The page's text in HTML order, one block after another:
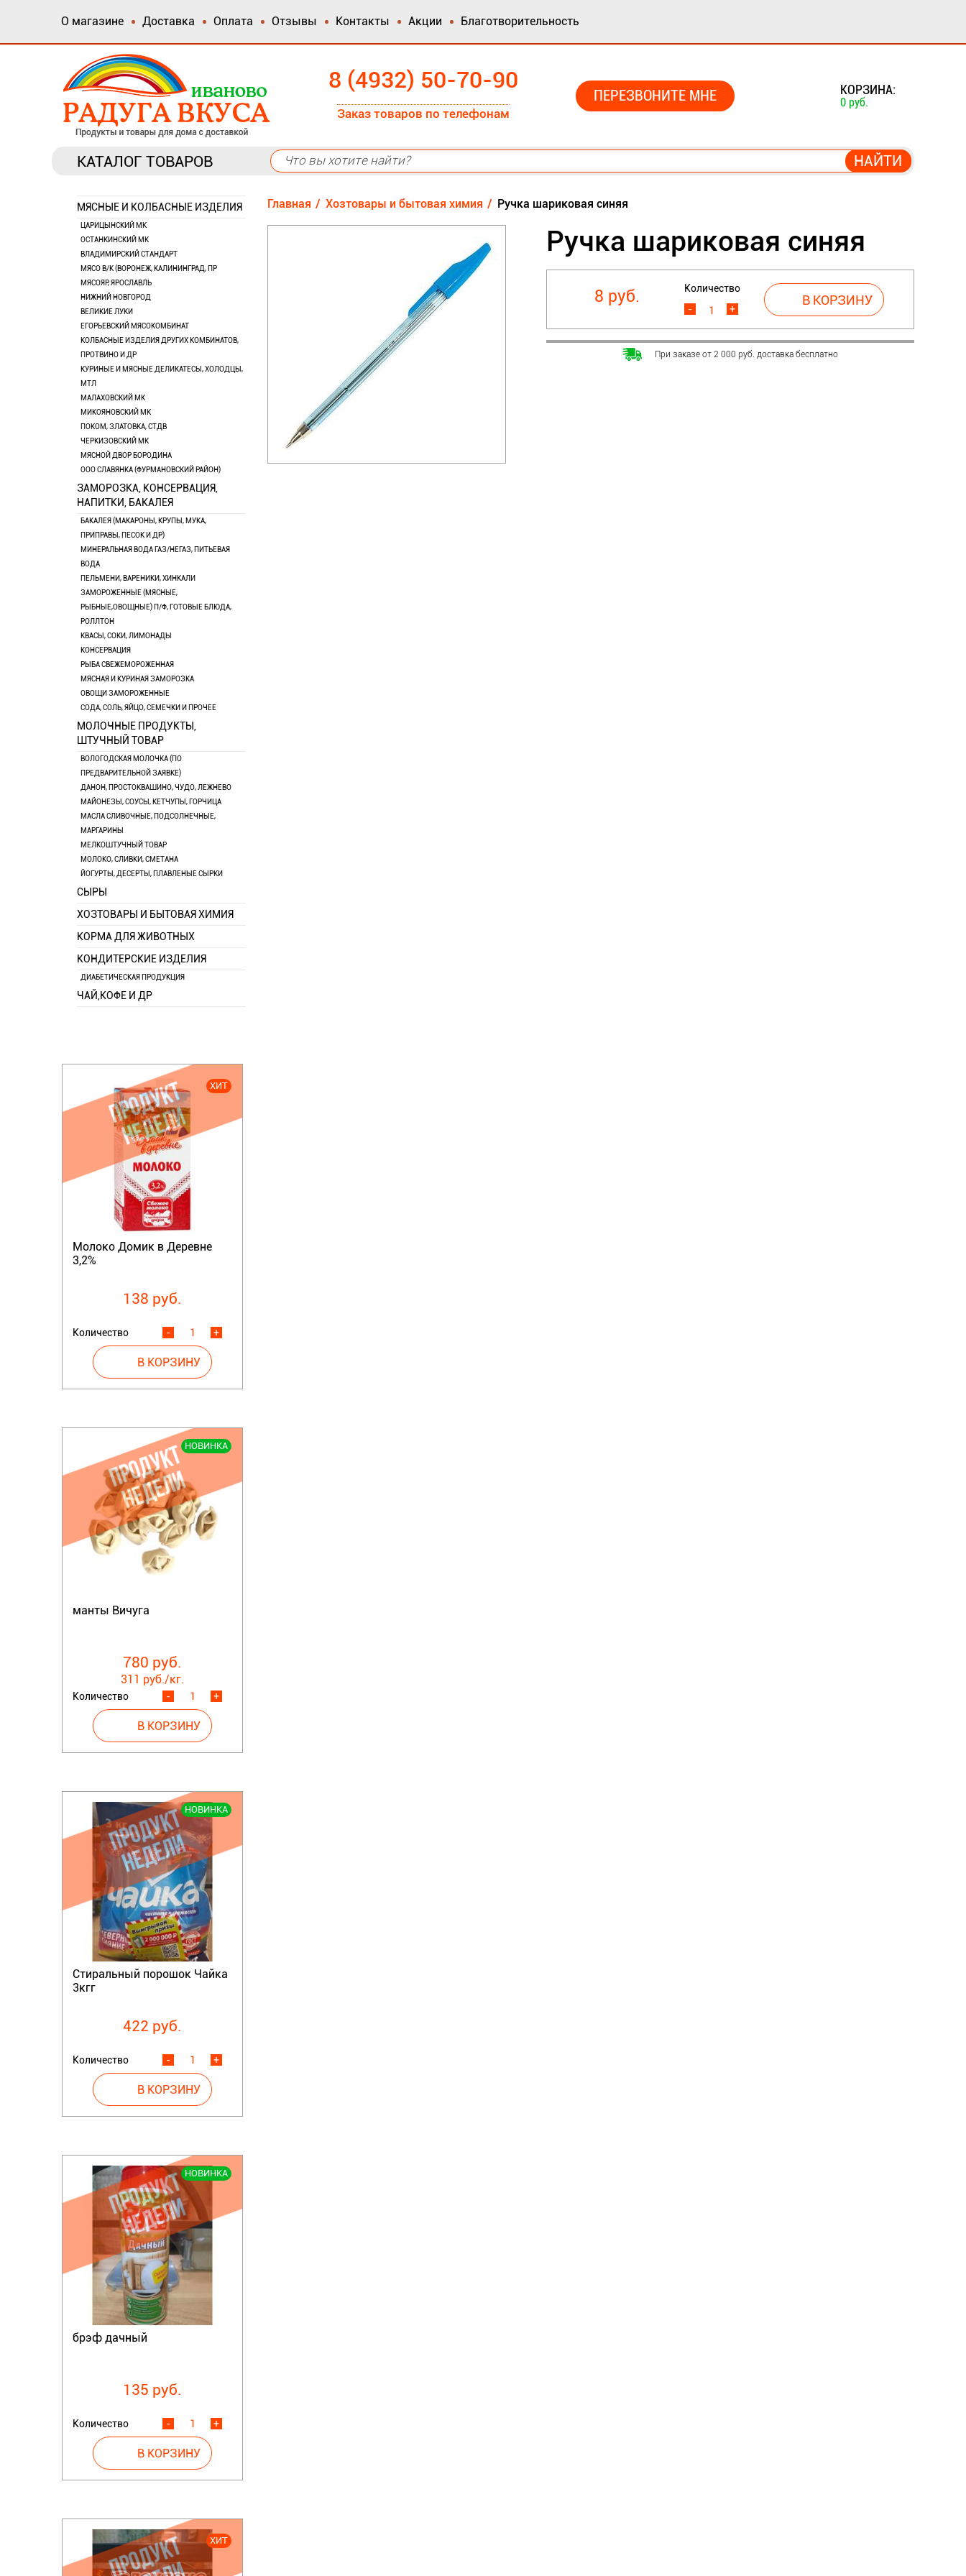
О магазине Доставка Оплата Отзывы Контакты Акции Благотворительность
8 (4932) 50-70-90
Заказ товаров по телефонам
ПЕРЕЗВОНИТЕ МНЕ КОРЗИНА:
0 руб.
КАТАЛОГ ТОВАРОВ
МЯСНЫЕ И КОЛБАСНЫЕ ИЗДЕЛИЯ
ЦАРИЦЫНСКИЙ МК
ОСТАНКИНСКИЙ МК
ВЛАДИМИРСКИЙ СТАНДАРТ
МЯСО В/К (ВОРОНЕЖ, КАЛИНИНГРАД, ПР
МЯСОЯР, ЯРОСЛАВЛЬ
НИЖНИЙ НОВГОРОД
ВЕЛИКИЕ ЛУКИ
ЕГОРЬЕВСКИЙ МЯСОКОМБИНАТ
КОЛБАСНЫЕ ИЗДЕЛИЯ ДРУГИХ КОМБИНАТОВ,
ПРОТВИНО И ДР
КУРИНЫЕ И МЯСНЫЕ ДЕЛИКАТЕСЫ, ХОЛОДЦЫ,
МТЛ
МАЛАХОВСКИЙ МК
МИКОЯНОВСКИЙ МК
ПОКОМ, ЗЛАТОВКА, СТДВ
ЧЕРКИЗОВСКИЙ МК
МЯСНОЙ ДВОР БОРОДИНА
ООО СЛАВЯНКА (ФУРМАНОВСКИЙ РАЙОН)
ЗАМОРОЗКА, КОНСЕРВАЦИЯ,
НАПИТКИ, БАКАЛЕЯ
БАКАЛЕЯ (МАКАРОНЫ, КРУПЫ, МУКА,
ПРИПРАВЫ, ПЕСОК И ДР)
МИНЕРАЛЬНАЯ ВОДА ГАЗ/НЕГАЗ, ПИТЬЕВАЯ
ВОДА
ПЕЛЬМЕНИ, ВАРЕНИКИ, ХИНКАЛИ
ЗАМОРОЖЕННЫЕ (МЯСНЫЕ,
РЫБНЫЕ,ОВОЩНЫЕ) П/Ф, ГОТОВЫЕ БЛЮДА,
РОЛЛТОН
КВАСЫ, СОКИ, ЛИМОНАДЫ
КОНСЕРВАЦИЯ
РЫБА СВЕЖЕМОРОЖЕННАЯ
МЯСНАЯ И КУРИНАЯ ЗАМОРОЗКА
ОВОЩИ ЗАМОРОЖЕННЫЕ
СОДА, СОЛЬ, ЯЙЦО, СЕМЕЧКИ И ПРОЧЕЕ
МОЛОЧНЫЕ ПРОДУКТЫ,
ШТУЧНЫЙ ТОВАР
ВОЛОГОДСКАЯ МОЛОЧКА (ПО
ПРЕДВАРИТЕЛЬНОЙ ЗАЯВКЕ)
ДАНОН, ПРОСТОКВАШИНО, ЧУДО, ЛЕЖНЕВО
МАЙОНЕЗЫ, СОУСЫ, КЕТЧУПЫ, ГОРЧИЦА
МАСЛА СЛИВОЧНЫЕ, ПОДСОЛНЕЧНЫЕ,
МАРГАРИНЫ
МЕЛКОШТУЧНЫЙ ТОВАР
МОЛОКО, СЛИВКИ, СМЕТАНА
ЙОГУРТЫ, ДЕСЕРТЫ, ПЛАВЛЕНЫЕ СЫРКИ
СЫРЫ
ХОЗТОВАРЫ И БЫТОВАЯ ХИМИЯ
КОРМА ДЛЯ ЖИВОТНЫХ
КОНДИТЕРСКИЕ ИЗДЕЛИЯ
ДИАБЕТИЧЕСКАЯ ПРОДУКЦИЯ
ЧАЙ,КОФЕ И ДР
ХИТ
Молоко Домик в Деревне
3,2%
138 руб.
Количество +
-
НОВИНКА
манты Вичуга
780 руб.
311 руб./кг.
Количество +
-
НОВИНКА
Стиральный порошок Чайка
3кгг
422 руб.
Количество +
-
НОВИНКА
брэф дачный
135 руб.
Количество +
-
ХИТ
Главная Хозтовары и бытовая химия Ручка шариковая синяя
Ручка шариковая синяя
8 руб.
Количество
+
-
При заказе от 2 000 руб. доставка бесплатно